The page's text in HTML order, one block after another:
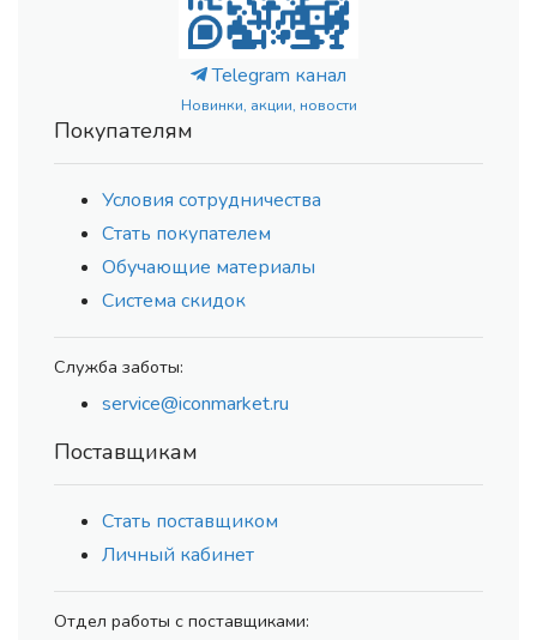
Telegram канал
Новинки, акции, новости
Покупателям
Условия сотрудничества
Стать покупателем
Обучающие материалы
Система скидок
Служба заботы:
service@iconmarket.ru
Поставщикам
Стать поставщиком
Личный кабинет
Отдел работы с поставщиками: